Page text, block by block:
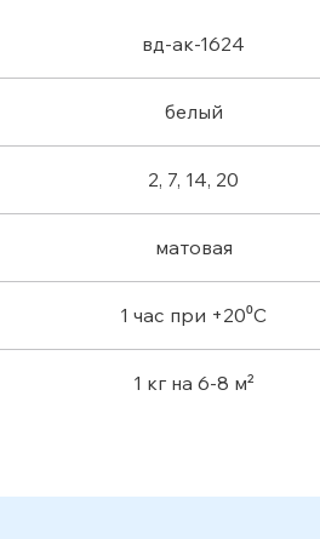
вд-ак-1624
белый
2, 7, 14, 20
матовая
1 час при +20⁰С
1 кг на 6-8 м²